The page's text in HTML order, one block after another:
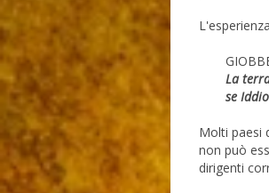
La
se
Molti paesi
non può
dirigenti